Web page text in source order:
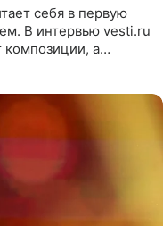
себя в первую
В интервью vesti.ru
композиции, а